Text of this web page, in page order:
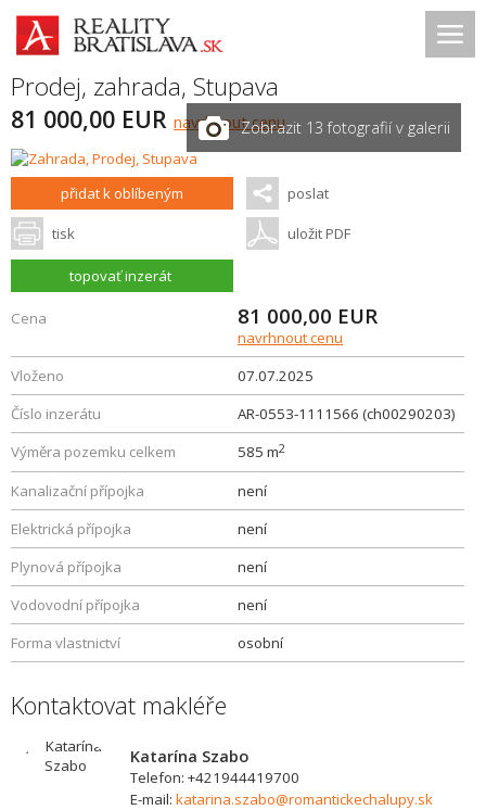
Prodej, zahrada, Stupava
81 000,00 EUR navrhnout cenuZobrazit 13 fotografií v galerii
přidat k oblíbeným poslat
tisk uložit PDF
topovať inzerát
Cena 81 000,00 EUR
navrhnout cenu
Vloženo
07.07.2025
Číslo inzerátu
AR-0553-1111566 (ch00290203)
Výměra pozemku celkem
585 m2
Kanalizační přípojka
není
Elektrická přípojka
není
Plynová přípojka
není
Vodovodní přípojka
není
Forma vlastnictví
osobní
Kontaktovat makléře
Katarína Szabo
Telefon: +421944419700
E-mail: katarina.szabo@romantickechalupy.sk